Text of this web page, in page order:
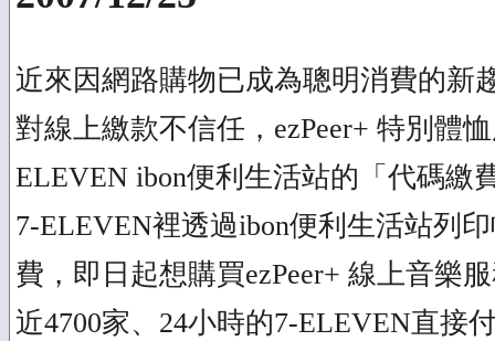
近來因網路購物已成為聰明消費的新
對線上繳款不信任，ezPeer+ 特別體
ELEVEN ibon便利生活站的「代碼繳
7-ELEVEN裡透過ibon便利生活站列
費，即日起想購買ezPeer+ 線上音樂
近4700家、24小時的7-ELEVEN直接